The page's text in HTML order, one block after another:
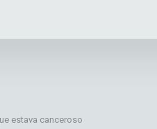
estava canceroso